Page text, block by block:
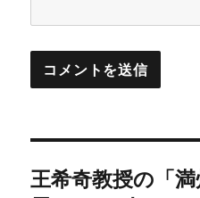
王希奇教授の「